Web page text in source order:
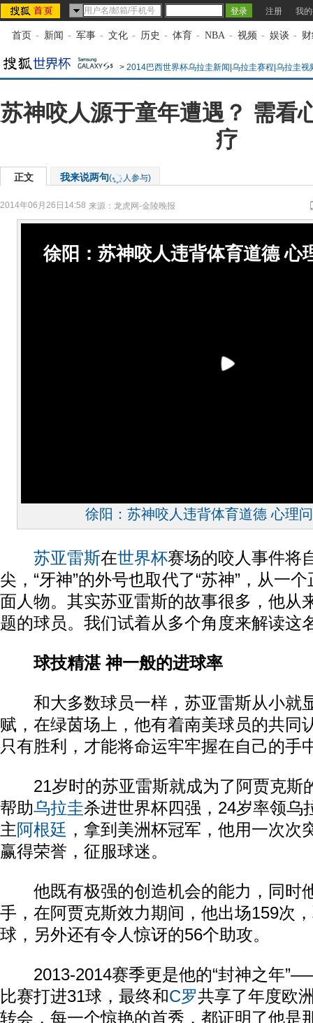
注册 我
首页 - 新闻 - 军事 - 文化 - 历史 - 体育 - NBA - 视频 - 娱谈 -
> 2014巴西世界杯乌拉圭新闻|乌拉圭赛程|乌拉圭视
苏神咬人源于童年遭遇？ 需看
疗
正文 我来说两句( 人参与)
2014年06月26日14:58 来源： 龙虎网-金陵晚报
徐阳：苏神咬人违背体育道德 心
徐阳：苏神咬人违背体育道德 心理
苏亚雷斯在世界杯赛场的咬人事件将
尖，“牙神”的外号也取代了“苏神”，从一
面人物。其实苏亚雷斯的故事很多，他从
题的球员。我们试着从多个角度来解读这
球技精湛 神一般的进球率
和大多数球员一样，苏亚雷斯从小就
赋，在绿茵场上，他有着南美球员的共
只有胜利，才能将命运牢牢握在自己的手
21岁时的苏亚雷斯就成为了阿贾克斯
帮助乌拉圭杀进世界杯四强，24岁率领乌
主阿根廷 ，拿到美洲杯冠军，他用一次次
赢得荣誉，征服球迷。
他既有极强的创造机会的能力，同时
手，在阿贾克斯效力期间，他出场159次
球，另外还有令人惊讶的56个助攻。
2013-2014赛季更是他的“封神之年
比赛打进31球，最终和C罗共享了年度欧
转会，每一个惊艳的首秀，都证明了他是